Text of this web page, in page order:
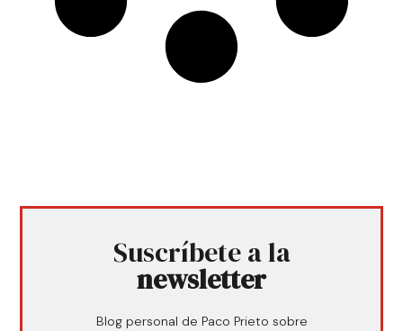
Suscríbete a la
newsletter
Blog personal de Paco Prieto sobre